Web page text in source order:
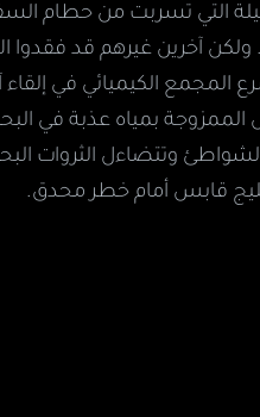
التي تسربت من حطام
آخرين غيرهم قد فقدوا
المجمع الكيميائي في إلقاء
بمياه عذبة في
الشواطئ وتتضاءل الثروات
قابس أمام خطر محدق.